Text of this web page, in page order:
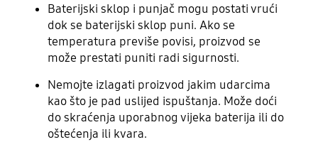
Baterijski sklop i punjač mogu postati vrući
dok se baterijski sklop puni. Ako se
temperatura previše povisi, proizvod se
može prestati puniti radi sigurnosti.
Nemojte izlagati proizvod jakim udarcima
kao što je pad uslijed ispuštanja. Može doći
do skraćenja uporabnog vijeka baterija ili do
oštećenja ili kvara.